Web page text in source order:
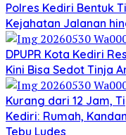
Polres Kediri Bentuk
Kejahatan Jalanan
DPUPR Kota Kediri
Kini Bisa Sedot Tinja
Kurang dari 12 Jam,
Kediri: Rumah,
Tebu Ludes